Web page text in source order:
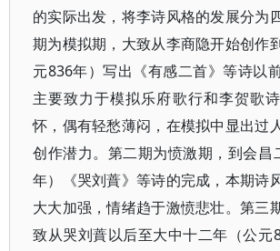
的实际出发，将李诗风格的发展分为
期为模拟期，大致从李商隐开始创作
元836年）写出《有感二首》等诗以
主要致力于模拟乐府歌行和李贺歌
怀，偶有轻愁薄闷，在模拟中显出过
创作潜力。第二期为愤激期，到会昌
年）《哭刘蕡》等诗的完成，本期诗
大大加强，情绪趋于激愤悲壮。第三
致从哭刘蕡以后至大中十二年（公元